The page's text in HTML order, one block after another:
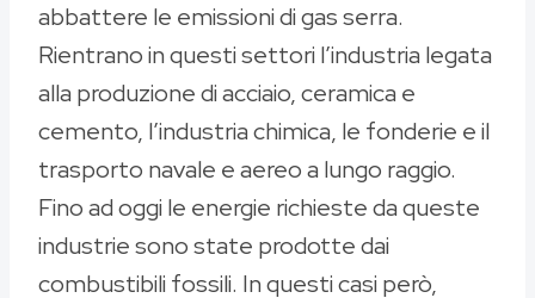
abbattere le emissioni di gas serra.
Rientrano in questi settori l’industria legata
alla produzione di acciaio, ceramica e
cemento, l’industria chimica, le fonderie e il
trasporto navale e aereo a lungo raggio.
Fino ad oggi le energie richieste da queste
industrie sono state prodotte dai
combustibili fossili. In questi casi però,